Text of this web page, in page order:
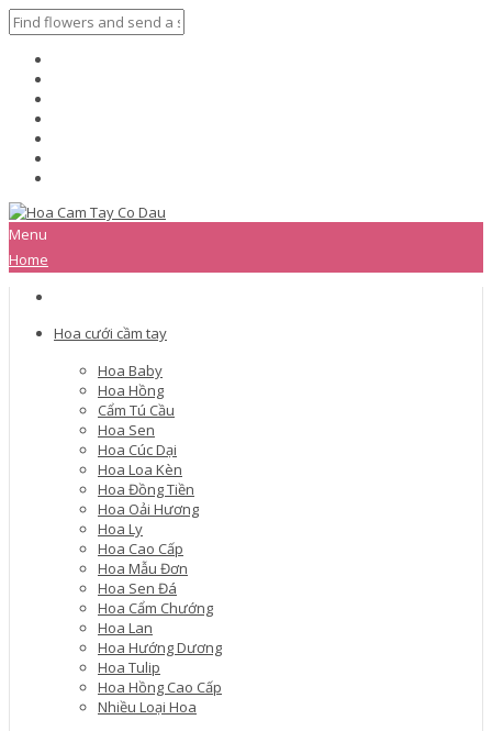
Menu
Home
Hoa cưới cầm tay
Hoa Baby
Hoa Hồng
Cẩm Tú Cầu
Hoa Sen
Hoa Cúc Dại
Hoa Loa Kèn
Hoa Đồng Tiền
Hoa Oải Hương
Hoa Ly
Hoa Cao Cấp
Hoa Mẫu Đơn
Hoa Sen Đá
Hoa Cẩm Chướng
Hoa Lan
Hoa Hướng Dương
Hoa Tulip
Hoa Hồng Cao Cấp
Nhiều Loại Hoa